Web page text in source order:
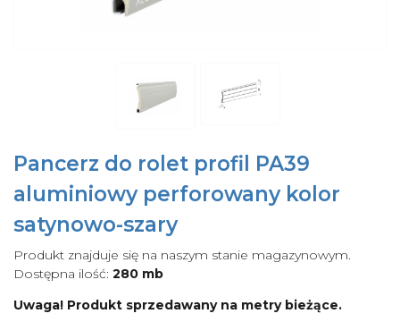
Pancerz do rolet profil PA39
aluminiowy perforowany kolor
satynowo-szary
Produkt znajduje się na naszym stanie magazynowym.
Dostępna ilość: 280 mb
Uwaga! Produkt sprzedawany na metry bieżące.